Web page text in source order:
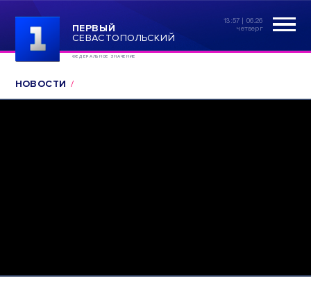
ПЕРВЫЙ
СЕВАСТОПОЛЬСКИЙ
ФЕДЕРАЛЬНОЕ ЗНАЧЕНИЕ
13:57 | 06.26
четверг
НОВОСТИ